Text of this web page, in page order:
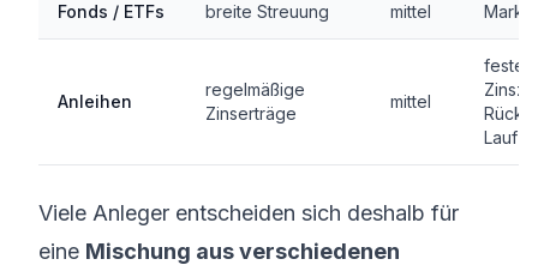
Fonds / ETFs breite Streuung mittel
Anleihen
regelmäßige
Zinserträge
mittel
feste
Viele Anleger entscheiden sich deshalb für
eine Mischung aus verschiedenen